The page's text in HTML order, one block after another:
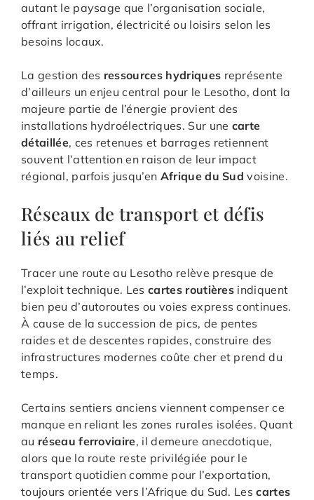
autant le paysage que l’organisation sociale,
offrant irrigation, électricité ou loisirs selon les
besoins locaux.
La gestion des ressources hydriques représente
d’ailleurs un enjeu central pour le Lesotho, dont la
majeure partie de l’énergie provient des
installations hydroélectriques. Sur une carte
détaillée, ces retenues et barrages retiennent
souvent l’attention en raison de leur impact
régional, parfois jusqu’en Afrique du Sud voisine.
Réseaux de transport et défis
liés au relief
Tracer une route au Lesotho relève presque de
l’exploit technique. Lescartes routières indiquent
bien peu d’autoroutes ou voies express continues.
À cause de la succession de pics, de pentes
raides et de descentes rapides, construire des
infrastructures modernes coûte cher et prend du
temps.
Certains sentiers anciens viennent compenser ce
manque en reliant les zones rurales isolées. Quant
au réseau ferroviaire, il demeure anecdotique,
alors que la route reste privilégiée pour le
transport quotidien comme pour l’exportation,
toujours orientée vers l’Afrique du Sud. Lescartes